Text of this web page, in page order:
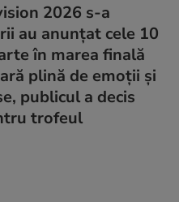
2026 s-a
au anunțat cele 10
în marea finală
plină de emoții și
publicul a decis
trofeul